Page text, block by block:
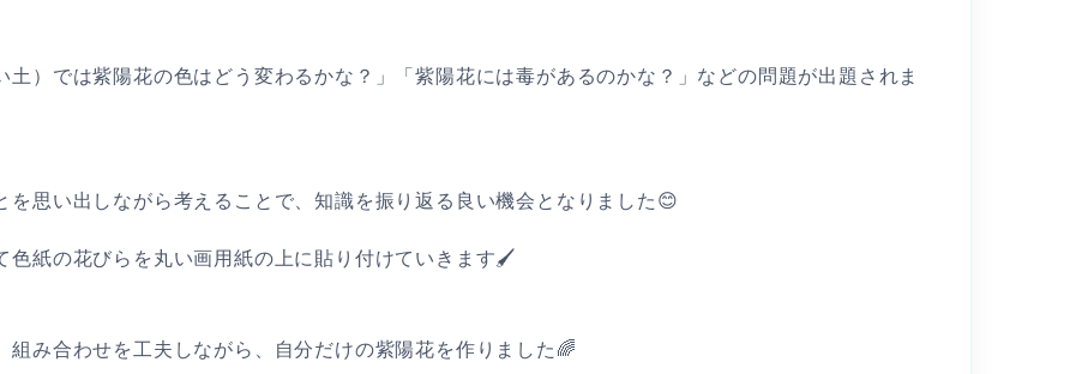
土）では紫陽花の色はどう変わるかな？」「紫陽花には毒があるのかな？」などの問題が出題されま
を思い出しながら考えることで、知識を振り返る良い機会となりました😊
色紙の花びらを丸い画用紙の上に貼り付けていきます🖌️
み合わせを工夫しながら、自分だけの紫陽花を作りました🌈